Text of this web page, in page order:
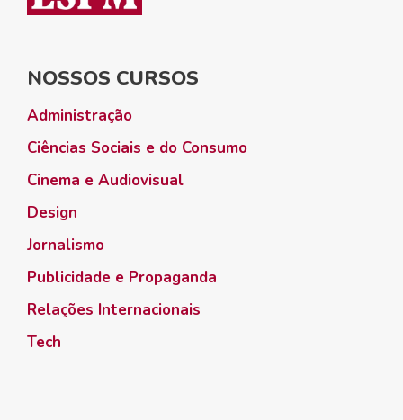
NOSSOS CURSOS
Administração
Ciências Sociais e do Consumo
Cinema e Audiovisual
Design
Jornalismo
Publicidade e Propaganda
Relações Internacionais
Tech